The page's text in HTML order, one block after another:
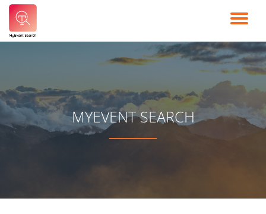
Skip
to
MYEVENT SEARCH